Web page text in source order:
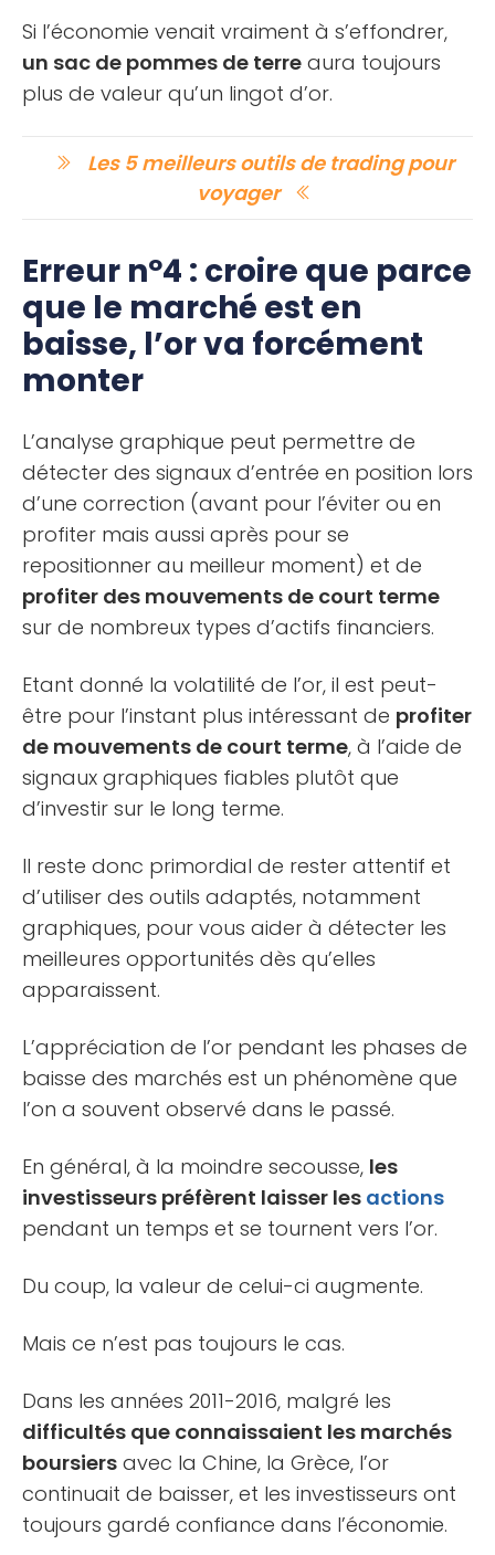
Si l’économie venait vraiment à s’effondrer,
un sac de pommes de terre aura toujours
plus de valeur qu’un lingot d’or.
Les 5 meilleurs outils de trading pour
voyager
Erreur nº4 : croire que parce
que le marché est en
baisse, l’or va forcément
monter
L’analyse graphique peut permettre de
détecter des signaux d’entrée en position lors
d’une correction (avant pour l’éviter ou en
profiter mais aussi après pour se
repositionner au meilleur moment) et de
profiter des mouvements de court terme
sur de nombreux types d’actifs financiers.
Etant donné la volatilité de l’or, il est peut-
être pour l’instant plus intéressant de profiter
de mouvements de court terme, à l’aide de
signaux graphiques fiables plutôt que
d’investir sur le long terme.
Il reste donc primordial de rester attentif et
d’utiliser des outils adaptés, notamment
graphiques, pour vous aider à détecter les
meilleures opportunités dès qu’elles
apparaissent.
L’appréciation de l’or pendant les phases de
baisse des marchés est un phénomène que
l’on a souvent observé dans le passé.
En général, à la moindre secousse, les
investisseurs préfèrent laisser les actions
pendant un temps et se tournent vers l’or.
Du coup, la valeur de celui-ci augmente.
Mais ce n’est pas toujours le cas.
Dans les années 2011-2016, malgré les
difficultés que connaissaient les marchés
boursiers avec la Chine, la Grèce, l’or
continuait de baisser, et les investisseurs ont
toujours gardé confiance dans l’économie.